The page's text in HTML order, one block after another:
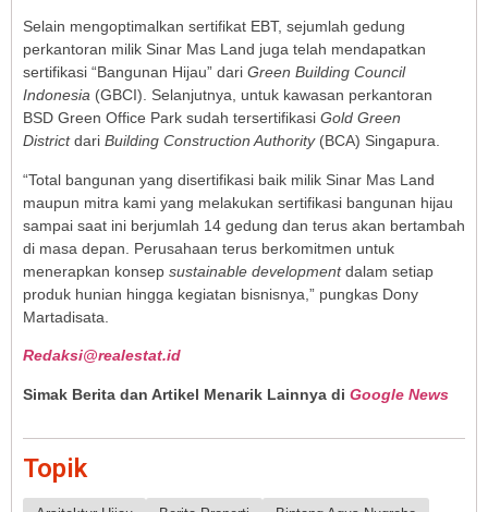
Selain mengoptimalkan sertifikat EBT, sejumlah gedung
perkantoran milik Sinar Mas Land juga telah mendapatkan
sertifikasi “Bangunan Hijau” dari Green Building Council
Indonesia (GBCI). Selanjutnya, untuk kawasan perkantoran
BSD Green Office Park sudah tersertifikasi Gold Green
Districtdari Building Construction Authority(BCA) Singapura.
“Total bangunan yang disertifikasi baik milik Sinar Mas Land
maupun mitra kami yang melakukan sertifikasi bangunan hijau
sampai saat ini berjumlah 14 gedung dan terus akan bertambah
di masa depan. Perusahaan terus berkomitmen untuk
menerapkan konsep sustainable developmentdalam setiap
produk hunian hingga kegiatan bisnisnya,” pungkas Dony
Martadisata.
Redaksi@realestat.id
Simak Berita dan Artikel Menarik Lainnya di Google News
Topik